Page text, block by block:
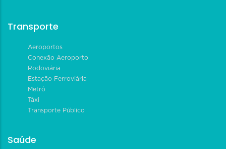
Transporte
Aeroportos
Conexão Aeroporto
Rodoviária
Estação Ferroviária
Metrô
Táxi
Transporte Público
Saúde